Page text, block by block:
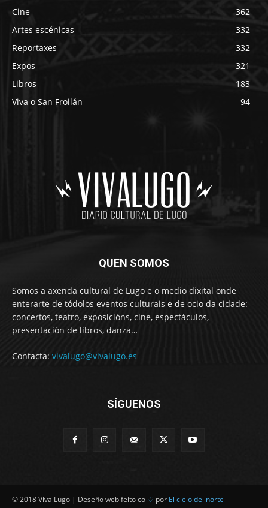
Cine
362
Artes escénicas
332
Reportaxes
332
Expos
321
Libros
183
Viva o San Froilán
94
QUEN SOMOS
Somos a axenda cultural de Lugo e o medio dixital onde
enterarte de tódolos eventos culturais e de ocio da cidade:
concertos, teatro, exposicións, cine, espectáculos,
presentación de libros, danza…
Contacta: vivalugo@vivalugo.es
SÍGUENOS
© 2018 Viva Lugo | Deseño web feito co ♡ por El cielo del norte